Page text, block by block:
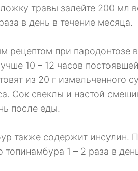
травы залейте 200 мл
в день в течение месяца.
рецептом при пародонтозе
10 – 12 часов
из 20 г измельченного
Сок свеклы и настой
после еды.
также содержит инсулин.
топинамбура 1 – 2 раза в